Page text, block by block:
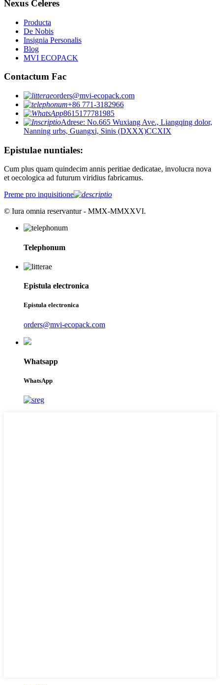
Nexus Celeres
Producta
De Nobis
Insignia Personalis
Blog
MVI ECOPACK
Contactum Fac
orders@mvi-ecopack.com
+86 771-3182966
8615177781985
Adrese: No.665 Wuxiang Ave., Liangqing dolor,
Nanning urbs, Guangxi, Sinis (DXXX)CCXIX
Epistulae nuntiales:
Cum plus quam quindecim annis peritiae dedicatae, involucra nova
et oecologica ad futurum viridius fabricamus.
Preme pro inquisitione
© Iura omnia reservantur - MMX-MMXXVI.
Telephonum
Epistula electronica
Epistula electronica
orders@mvi-ecopack.com
Whatsapp
WhatsApp